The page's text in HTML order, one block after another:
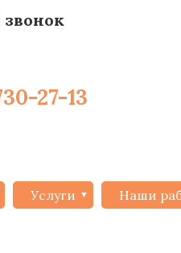
27-13
Услуги Наши